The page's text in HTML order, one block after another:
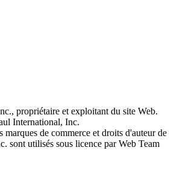
propriétaire et exploitant du site Web.
International, Inc.
marques de commerce et droits d'auteur de
sont utilisés sous licence par Web Team